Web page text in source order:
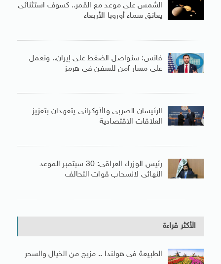
الشمس على موعد مع القمر.. كسوف استثنائى
يعانق سماء أوروبا الأربعاء
فانس: سنواصل الضغط على إيران.. ونعمل
على مسار آمن للسفن فى هرمز
الرئيسان الصربى والأوكرانى يتعهدان بتعزيز
العلاقات الاقتصادية
رئيس الوزراء العراقى: 30 سبتمبر الموعد
النهائى لانسحاب قوات التحالف
الأكثر قراءة
الطبيعة فى هولندا .. مزيج من الخيال والسحر